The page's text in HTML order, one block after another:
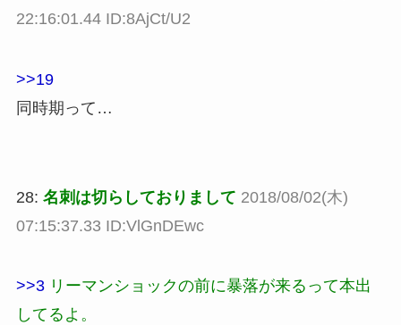
22:16:01.44 ID:8AjCt/U2
>>19
同時期って…
28: 名刺は切らしておりまして 2018/08/02(木)
07:15:37.33 ID:VlGnDEwc
>>3リーマンショックの前に暴落が来るって本出
してるよ。